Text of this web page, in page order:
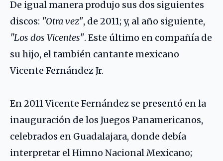
De igual manera produjo sus dos siguientes
discos: "Otra vez", de 2011; y, al año siguiente,
"Los dos Vicentes". Este último en compañía de
su hijo, el también cantante mexicano
Vicente Fernández Jr.
En 2011 Vicente Fernández se presentó en la
inauguración de los Juegos Panamericanos,
celebrados en Guadalajara, donde debía
interpretar el Himno Nacional Mexicano;